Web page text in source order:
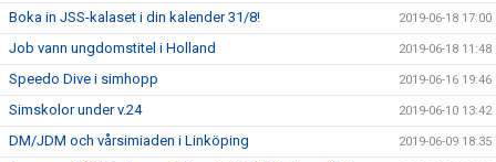
Boka in JSS-kalaset i din kalender 31/8! 2019-06-18 17:00
Job vann ungdomstitel i Holland 2019-06-18 11:48
Speedo Dive i simhopp 2019-06-16 19:46
Simskolor under v.24 2019-06-10 13:42
DM/JDM och vårsimiaden i Linköping 2019-06-09 18:35